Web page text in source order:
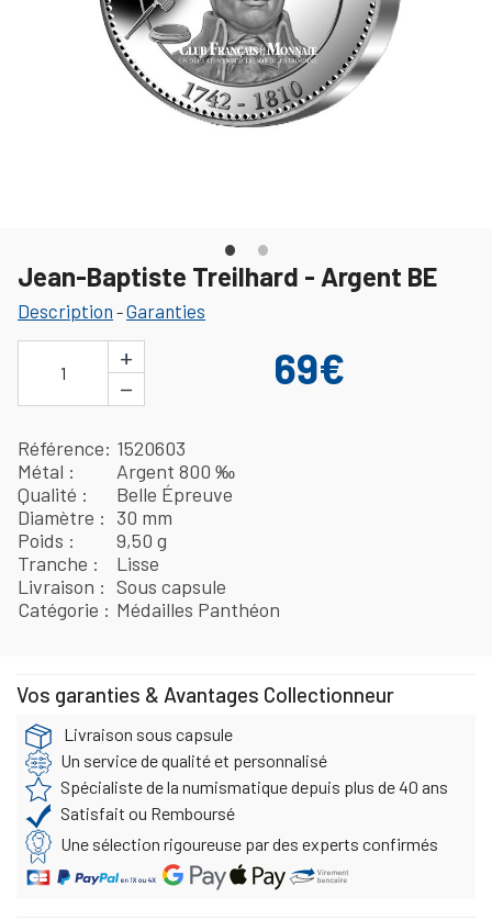
Jean-Baptiste Treilhard - Argent BE
Description -Garanties
1
+
−
69€
Référence 1520603
Métal
Argent 800 ‰
Qualité
Belle Épreuve
Diamètre
30 mm
Poids
9,50 g
Tranche
Lisse
Livraison
Sous capsule
Catégorie
Médailles Panthéon
Vos garanties & Avantages Collectionneur
Livraison sous capsule
Un service de qualité et personnalisé
Spécialiste de la numismatique depuis plus de 40 ans
Satisfait ou Remboursé
Une sélection rigoureuse par des experts confirmés